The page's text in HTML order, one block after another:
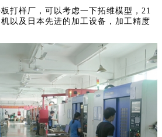
打样厂，可以考虑一下拓维模型，21
以及日本先进的加工设备，加工精度